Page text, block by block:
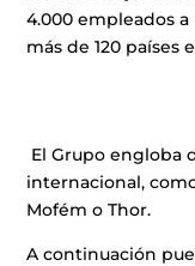
4.000 empleados
más de 120 países
El Grupo engloba
internacional,
Mofém o Thor.
A continuación